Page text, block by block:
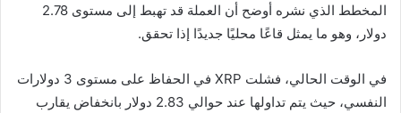
المخطط الذي نشره أوضح أن العملة قد تهبط إلى مستوى 2.78
دولار، وهو ما يمثل قاعًا محليًا جديدًا إذا تحقق.
في الوقت الحالي، فشلت XRP في الحفاظ على مستوى 3 دولارات
النفسي، حيث يتم تداولها عند حوالي 2.83 دولار بانخفاض يقارب